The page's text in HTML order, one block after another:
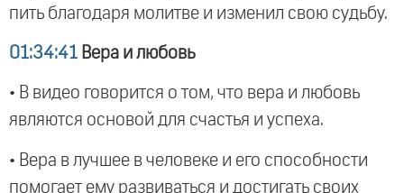
пить благодаря молитве и изменил свою судьбу.
01:34:41 Вера и любовь
• В видео говорится о том, что вера и любовь
являются основой для счастья и успеха.
• Вера в лучшее в человеке и его способности
помогает ему развиваться и достигать своих